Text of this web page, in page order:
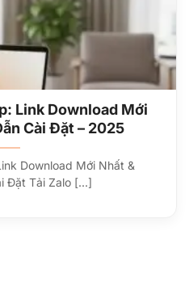
Link Download Mới
Cài Đặt – 2025
Download Mới Nhất &
Đặt Tải Zalo [...]